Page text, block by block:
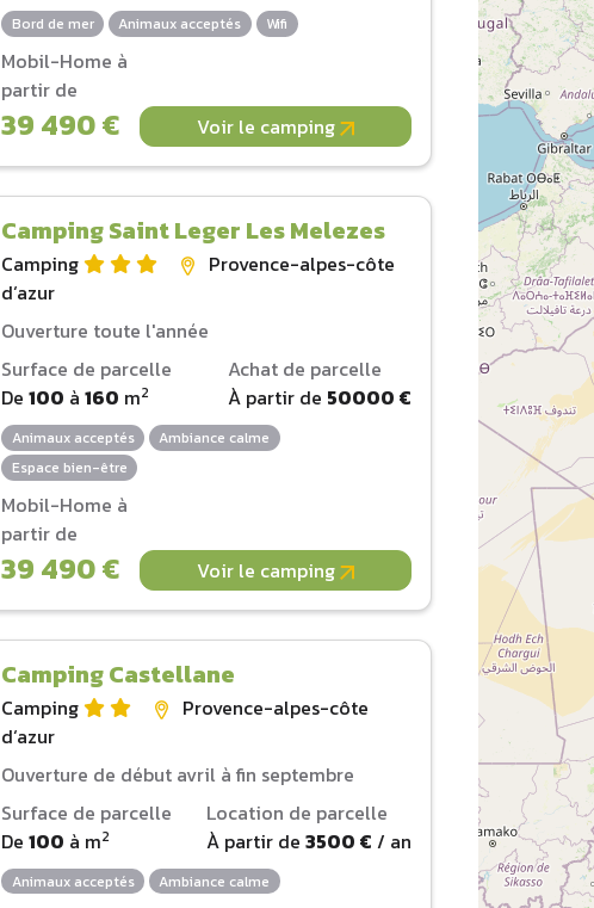
Bord de mer Animaux acceptés Wifi
Mobil-Home à
partir de
39 490 € Voir le camping
Camping Saint Leger Les Melezes
Camping
Provence-alpes-côte
d‘azur
Ouverture toute l'année
Surface de parcelle
De100 à160 m2
Achat de parcelle
À partir de 50000 €
Animaux acceptés
Ambiance calme
Espace bien-être
Mobil-Home à
partir de
39 490 € Voir le camping
Camping Castellane
Camping
Provence-alpes-côte
d‘azur
Ouverture de début avril à fin septembre
Surface de parcelle
De100 à m2
Location de parcelle
À partir de 3500 € / an
Animaux acceptés Ambiance calme